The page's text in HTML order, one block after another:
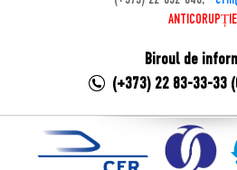
ANTICORUPȚIE
Biroul de
(+373) 22 83-33-33